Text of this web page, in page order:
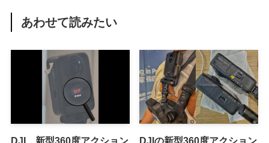
あわせて読みたい
DJI、新型360度アクション
DJIの新型360度アクション